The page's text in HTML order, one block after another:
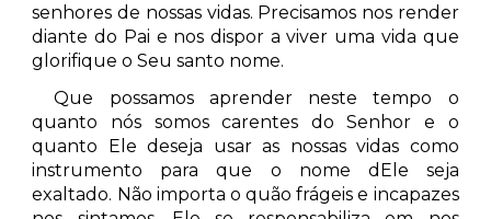
senhores de nossas vidas. Precisamos nos render
diante do Pai e nos dispor a viver uma vida que
glorifique o Seu santo nome.
Que possamos aprender neste tempo o
quanto nós somos carentes do Senhor e o
quanto Ele deseja usar as nossas vidas como
instrumento para que o nome dEle seja
exaltado. Não importa o quão frágeis e incapazes